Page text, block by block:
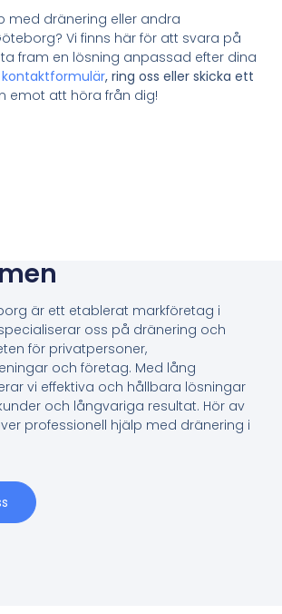
med dränering eller andra
Vi finns här för att svara på
fram en lösning anpassad efter dina
kontaktformulär, ring oss eller skicka ett
emot att höra från dig!
är ett etablerat markföretag i
oss på dränering och
för privatpersoner,
och företag. Med lång
vi effektiva och hållbara lösningar
och långvariga resultat. Hör av
professionell hjälp med dränering i